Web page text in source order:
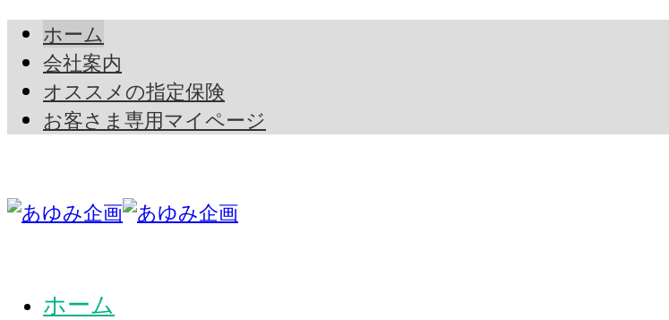
ホーム
会社案内
オススメの指定保険
お客さま専用マイページ
ホーム